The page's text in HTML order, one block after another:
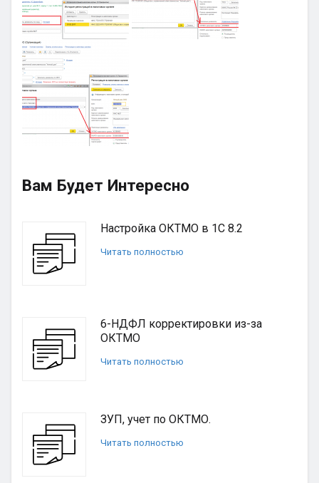
Вам Будет Интересно
Настройка ОКТМО в 1С 8.2
Читать полностью
6-НДФЛ корректировки из-за
ОКТМО
Читать полностью
ЗУП, учет по ОКТМО.
Читать полностью